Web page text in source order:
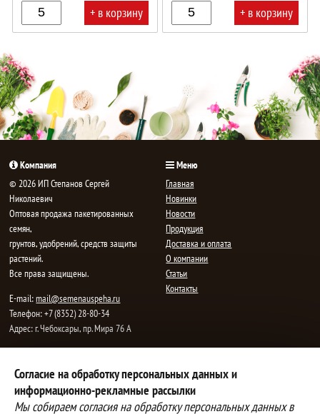
+ в корзину
корзине!
+ в корзину
Согласие на обработку персональных данных и
информационно-рекламные рассылки
Мы собираем согласия на обработку персональных данных в
Компания
© 2026 ИП Степанов Сергей
Николаевич
Oптовая продажа пакетированных
семян,
грунтов, удобрений, средств защиты
растений.
Все права защищены.
E-mail:mail@semenauspeha.ru
Телефон: +7 (8352) 28-80-34
Адрес: г. Чебоксары, пр. Мира 76 А
Меню
Главная
Новинки
Новости
Продукция
Доставка и оплата
О компании
Статьи
Контакты
Способы оплаты
Вы можете оплатить покупки
наличными при получении товара,
Доставка
Наша компания осуществляет
бесплатную